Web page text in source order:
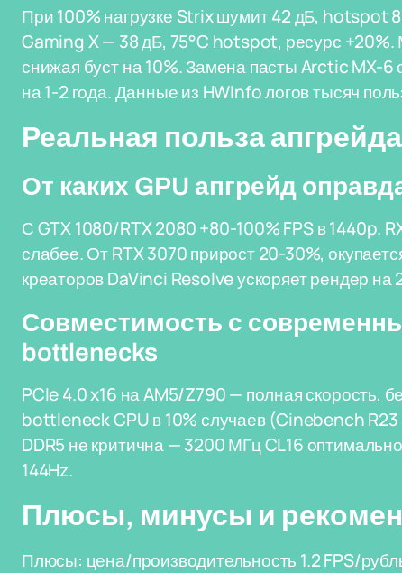
При 100% нагрузке Strix шумит 42 дБ, hotspot
Gaming X — 38 дБ, 75°C hotspot, ресурс
снижая буст на 10%. Замена пасты Arctic MX-6
на 1-2 года. Данные из HWInfo логов тысяч
Реальная польза
От каких GPU апгрейд
С GTX 1080/RTX 2080 +80-100% FPS в 1440p.
слабее. От RTX 3070 прирост 20-30%,
креаторов DaVinci Resolve ускоряет рендер на
Совместимость с
bottlenecks
PCIe 4.0 x16 на AM5/Z790 — полная скорость,
bottleneck CPU в 10% случаев (Cinebench
DDR5 не критична — 3200 МГц CL16
144Hz.
Плюсы, минусы и
Плюсы: цена/производительность 1.2 FPS/